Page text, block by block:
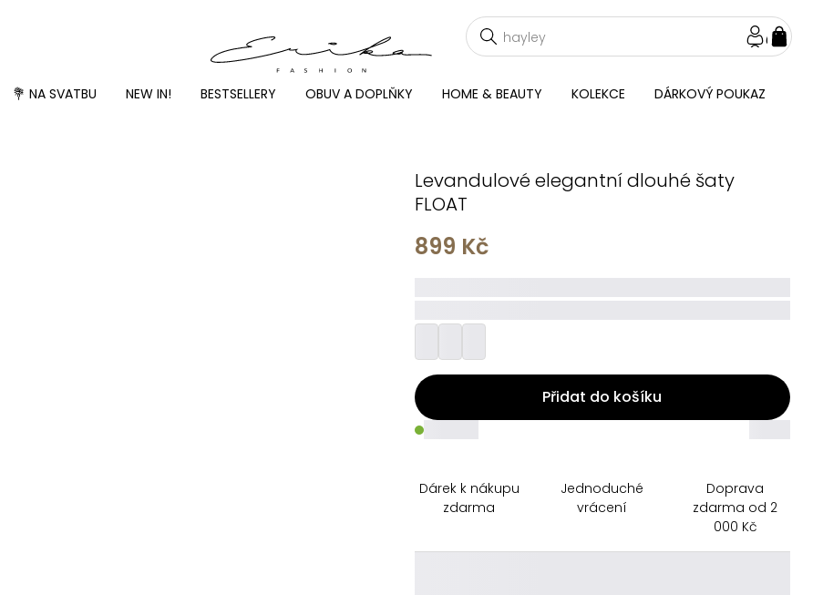
💐 NA SVATBU NEW IN! BESTSELLERY OBUV A DOPLŇKY HOME & BEAUTY KOLEKCE DÁRKOVÝ POUKAZ
Levandulové elegantní dlouhé šaty
FLOAT
899 Kč
Přidat do košíku
_____
Dárek k nákupu
zdarma
Jednoduché
vrácení
Doprava
zdarma od 2
000 Kč